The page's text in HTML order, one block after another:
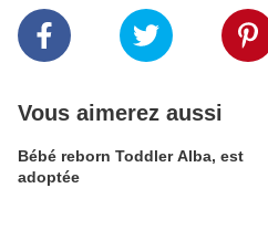
Vous aimerez aussi
Bébé reborn Toddler Alba, est
adoptée